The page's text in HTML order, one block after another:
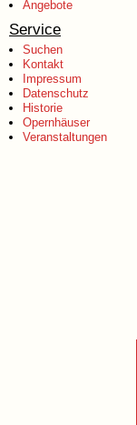
Angebote
Service
Suchen
Kontakt
Impressum
Datenschutz
Historie
Opernhäuser
Veranstaltungen